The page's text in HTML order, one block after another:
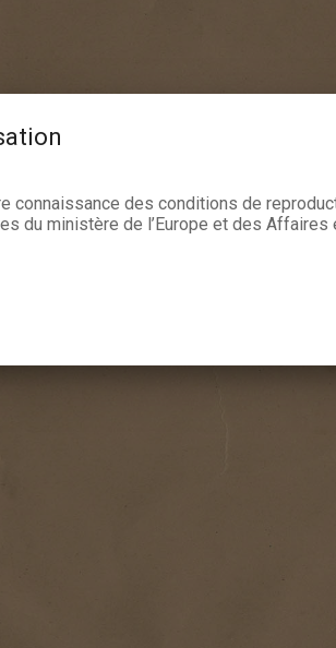
connaissance des conditions de
du ministère de l’Europe et des